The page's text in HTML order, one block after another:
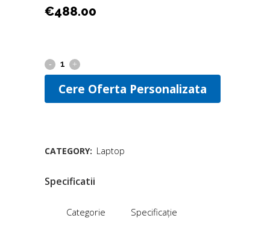
€488.00
Cere Oferta Personalizata
CATEGORY: Laptop
Specificatii
Categorie
Specificație